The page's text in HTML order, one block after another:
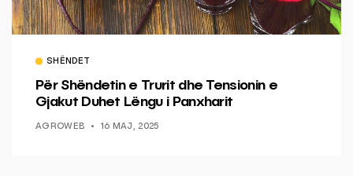
SHËNDET
Për Shëndetin e Trurit dhe Tensionin e
Gjakut Duhet Lëngu i Panxharit
AGROWEB 16 MAJ, 2025